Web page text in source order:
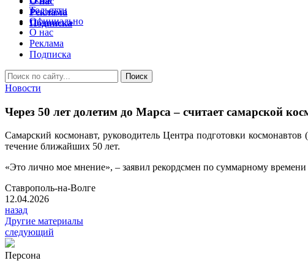
Тольятти
Официально
О нас
Реклама
Подписка
Новости
Через 50 лет долетим до Марса – считает самарской
Самарский космонавт, руководитель Центра подготовки
течение ближайших 50 лет.
«Это лично мое мнение», – заявил рекордсмен по суммарному
Ставрополь-на-Волге
12.04.2026
назад
Другие материалы
следующий
Персона
Реклама
Подписка